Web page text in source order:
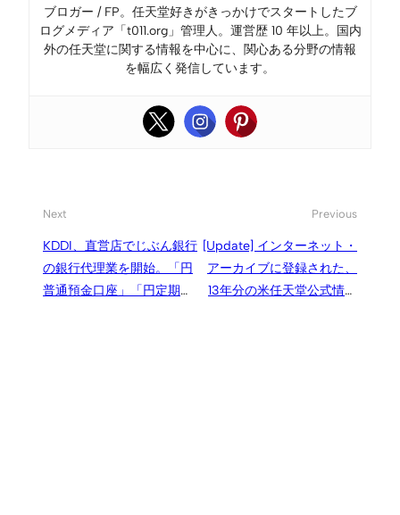
ブロガー / FP。任天堂好きがきっかけでスタートしたブ
ログメディア「t011.org」管理人。運営歴 10 年以上。国内
外の任天堂に関する情報を中心に、関心ある分野の情報
を幅広く発信しています。
Next
KDDI、直営店でじぶん銀行
の銀行代理業を開始。「円
普通預金口座」「円定期預
Previous
[Update] インターネット・
アーカイブに登録された、
13年分の米任天堂公式情報